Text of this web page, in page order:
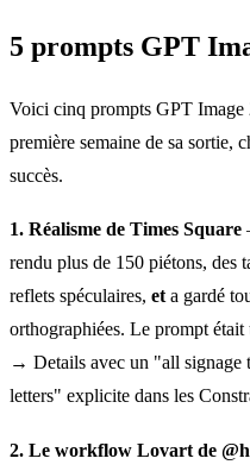
5 prompts GPT
Voici cinq prompts GPT
première semaine de sa sortie,
succès.
1. Réalisme de Times Square
rendu plus de 150 piétons, des
reflets spéculaires, et a gardé
orthographiées. Le prompt
→ Details avec un "all signage
letters" explicite dans les
2. Le workflow Lovart de